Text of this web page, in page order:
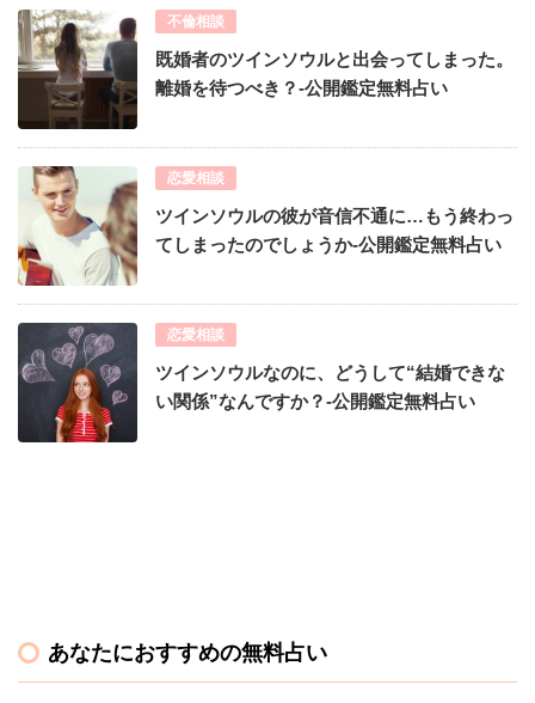
不倫相談
既婚者のツインソウルと出会ってしまった。
離婚を待つべき？-公開鑑定無料占い
恋愛相談
ツインソウルの彼が音信不通に…もう終わっ
てしまったのでしょうか-公開鑑定無料占い
恋愛相談
ツインソウルなのに、どうして“結婚できな
い関係”なんですか？-公開鑑定無料占い
あなたにおすすめの無料占い